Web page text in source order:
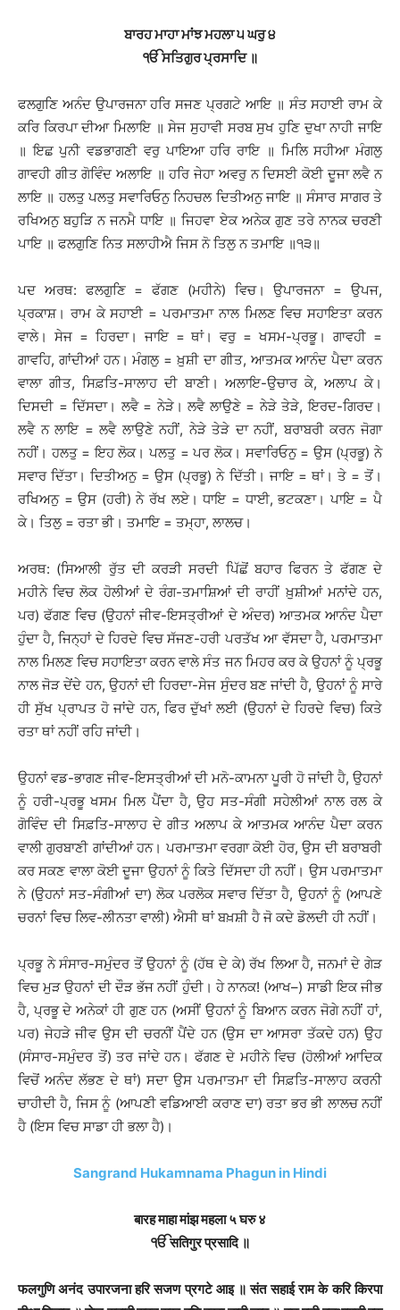
ਬਾਰਹ ਮਾਹਾ ਮਾਂਝ ਮਹਲਾ ੫ ਘਰੁ ੪
ੴ ਸਤਿਗੁਰ ਪ੍ਰਸਾਦਿ ॥
ਫਲਗੁਣਿ ਅਨੰਦ ਉਪਾਰਜਨਾ ਹਰਿ ਸਜਣ ਪ੍ਰਗਟੇ ਆਇ ॥ ਸੰਤ ਸਹਾਈ ਰਾਮ ਕੇ
ਕਰਿ ਕਿਰਪਾ ਦੀਆ ਮਿਲਾਇ ॥ ਸੇਜ ਸੁਹਾਵੀ ਸਰਬ ਸੁਖ ਹੁਣਿ ਦੁਖਾ ਨਾਹੀ ਜਾਇ
॥ ਇਛ ਪੁਨੀ ਵਡਭਾਗਣੀ ਵਰੁ ਪਾਇਆ ਹਰਿ ਰਾਇ ॥ ਮਿਲਿ ਸਹੀਆ ਮੰਗਲੁ
ਗਾਵਹੀ ਗੀਤ ਗੋਵਿੰਦ ਅਲਾਇ ॥ ਹਰਿ ਜੇਹਾ ਅਵਰੁ ਨ ਦਿਸਈ ਕੋਈ ਦੂਜਾ ਲਵੈ ਨ
ਲਾਇ ॥ ਹਲਤੁ ਪਲਤੁ ਸਵਾਰਿਓਨੁ ਨਿਹਚਲ ਦਿਤੀਅਨੁ ਜਾਇ ॥ ਸੰਸਾਰ ਸਾਗਰ ਤੇ
ਰਖਿਅਨੁ ਬਹੁੜਿ ਨ ਜਨਮੈ ਧਾਇ ॥ ਜਿਹਵਾ ਏਕ ਅਨੇਕ ਗੁਣ ਤਰੇ ਨਾਨਕ ਚਰਣੀ
ਪਾਇ ॥ ਫਲਗੁਣਿ ਨਿਤ ਸਲਾਹੀਐ ਜਿਸ ਨੋ ਤਿਲੁ ਨ ਤਮਾਇ ॥੧੩॥
ਪਦ ਅਰਥ: ਫਲਗੁਣਿ = ਫੱਗਣ (ਮਹੀਨੇ) ਵਿਚ। ਉਪਾਰਜਨਾ = ਉਪਜ,
ਪ੍ਰਕਾਸ਼। ਰਾਮ ਕੇ ਸਹਾਈ = ਪਰਮਾਤਮਾ ਨਾਲ ਮਿਲਣ ਵਿਚ ਸਹਾਇਤਾ ਕਰਨ
ਵਾਲੇ। ਸੇਜ = ਹਿਰਦਾ। ਜਾਇ = ਥਾਂ। ਵਰੁ = ਖਸਮ-ਪ੍ਰਭੂ। ਗਾਵਹੀ =
ਗਾਵਹਿ, ਗਾਂਦੀਆਂ ਹਨ। ਮੰਗਲੁ = ਖ਼ੁਸ਼ੀ ਦਾ ਗੀਤ, ਆਤਮਕ ਆਨੰਦ ਪੈਦਾ ਕਰਨ
ਵਾਲਾ ਗੀਤ, ਸਿਫ਼ਤਿ-ਸਾਲਾਹ ਦੀ ਬਾਣੀ। ਅਲਾਇ-ਉਚਾਰ ਕੇ, ਅਲਾਪ ਕੇ।
ਦਿਸਦੀ = ਦਿੱਸਦਾ। ਲਵੈ = ਨੇੜੇ। ਲਵੈ ਲਾਉਣੇ = ਨੇੜੇ ਤੇੜੇ, ਇਰਦ-ਗਿਰਦ।
ਲਵੈ ਨ ਲਾਇ = ਲਵੈ ਲਾਉਣੇ ਨਹੀਂ, ਨੇੜੇ ਤੇੜੇ ਦਾ ਨਹੀਂ, ਬਰਾਬਰੀ ਕਰਨ ਜੋਗਾ
ਨਹੀਂ। ਹਲਤੁ = ਇਹ ਲੋਕ। ਪਲਤੁ = ਪਰ ਲੋਕ। ਸਵਾਰਿਓਨੁ = ਉਸ (ਪ੍ਰਭੂ) ਨੇ
ਸਵਾਰ ਦਿੱਤਾ। ਦਿਤੀਅਨੁ = ਉਸ (ਪ੍ਰਭੂ) ਨੇ ਦਿੱਤੀ। ਜਾਇ = ਥਾਂ। ਤੇ = ਤੋਂ।
ਰਖਿਅਨੁ = ਉਸ (ਹਰੀ) ਨੇ ਰੱਖ ਲਏ। ਧਾਇ = ਧਾਈ, ਭਟਕਣਾ। ਪਾਇ = ਪੈ
ਕੇ। ਤਿਲੁ = ਰਤਾ ਭੀ। ਤਮਾਇ = ਤਮ੍ਹਾ, ਲਾਲਚ।
ਅਰਥ: (ਸਿਆਲੀ ਰੁੱਤ ਦੀ ਕਰੜੀ ਸਰਦੀ ਪਿੱਛੋਂ ਬਹਾਰ ਫਿਰਨ ਤੇ ਫੱਗਣ ਦੇ
ਮਹੀਨੇ ਵਿਚ ਲੋਕ ਹੋਲੀਆਂ ਦੇ ਰੰਗ-ਤਮਾਸ਼ਿਆਂ ਦੀ ਰਾਹੀਂ ਖ਼ੁਸ਼ੀਆਂ ਮਨਾਂਦੇ ਹਨ,
ਪਰ) ਫੱਗਣ ਵਿਚ (ਉਹਨਾਂ ਜੀਵ-ਇਸਤ੍ਰੀਆਂ ਦੇ ਅੰਦਰ) ਆਤਮਕ ਆਨੰਦ ਪੈਦਾ
ਹੁੰਦਾ ਹੈ, ਜਿਨ੍ਹਾਂ ਦੇ ਹਿਰਦੇ ਵਿਚ ਸੱਜਣ-ਹਰੀ ਪਰਤੱਖ ਆ ਵੱਸਦਾ ਹੈ, ਪਰਮਾਤਮਾ
ਨਾਲ ਮਿਲਣ ਵਿਚ ਸਹਾਇਤਾ ਕਰਨ ਵਾਲੇ ਸੰਤ ਜਨ ਮਿਹਰ ਕਰ ਕੇ ਉਹਨਾਂ ਨੂੰ ਪ੍ਰਭੂ
ਨਾਲ ਜੋੜ ਦੇਂਦੇ ਹਨ, ਉਹਨਾਂ ਦੀ ਹਿਰਦਾ-ਸੇਜ ਸੁੰਦਰ ਬਣ ਜਾਂਦੀ ਹੈ, ਉਹਨਾਂ ਨੂੰ ਸਾਰੇ
ਹੀ ਸੁੱਖ ਪ੍ਰਾਪਤ ਹੋ ਜਾਂਦੇ ਹਨ, ਫਿਰ ਦੁੱਖਾਂ ਲਈ (ਉਹਨਾਂ ਦੇ ਹਿਰਦੇ ਵਿਚ) ਕਿਤੇ
ਰਤਾ ਥਾਂ ਨਹੀਂ ਰਹਿ ਜਾਂਦੀ।
ਉਹਨਾਂ ਵਡ-ਭਾਗਣ ਜੀਵ-ਇਸਤ੍ਰੀਆਂ ਦੀ ਮਨੋ-ਕਾਮਨਾ ਪੂਰੀ ਹੋ ਜਾਂਦੀ ਹੈ, ਉਹਨਾਂ
ਨੂੰ ਹਰੀ-ਪ੍ਰਭੂ ਖਸਮ ਮਿਲ ਪੈਂਦਾ ਹੈ, ਉਹ ਸਤ-ਸੰਗੀ ਸਹੇਲੀਆਂ ਨਾਲ ਰਲ ਕੇ
ਗੋਵਿੰਦ ਦੀ ਸਿਫ਼ਤਿ-ਸਾਲਾਹ ਦੇ ਗੀਤ ਅਲਾਪ ਕੇ ਆਤਮਕ ਆਨੰਦ ਪੈਦਾ ਕਰਨ
ਵਾਲੀ ਗੁਰਬਾਣੀ ਗਾਂਦੀਆਂ ਹਨ। ਪਰਮਾਤਮਾ ਵਰਗਾ ਕੋਈ ਹੋਰ, ਉਸ ਦੀ ਬਰਾਬਰੀ
ਕਰ ਸਕਣ ਵਾਲਾ ਕੋਈ ਦੂਜਾ ਉਹਨਾਂ ਨੂੰ ਕਿਤੇ ਦਿੱਸਦਾ ਹੀ ਨਹੀਂ। ਉਸ ਪਰਮਾਤਮਾ
ਨੇ (ਉਹਨਾਂ ਸਤ-ਸੰਗੀਆਂ ਦਾ) ਲੋਕ ਪਰਲੋਕ ਸਵਾਰ ਦਿੱਤਾ ਹੈ, ਉਹਨਾਂ ਨੂੰ (ਆਪਣੇ
ਚਰਨਾਂ ਵਿਚ ਲਿਵ-ਲੀਨਤਾ ਵਾਲੀ) ਐਸੀ ਥਾਂ ਬਖ਼ਸ਼ੀ ਹੈ ਜੋ ਕਦੇ ਡੋਲਦੀ ਹੀ ਨਹੀਂ।
ਪ੍ਰਭੂ ਨੇ ਸੰਸਾਰ-ਸਮੁੰਦਰ ਤੋਂ ਉਹਨਾਂ ਨੂੰ (ਹੱਥ ਦੇ ਕੇ) ਰੱਖ ਲਿਆ ਹੈ, ਜਨਮਾਂ ਦੇ ਗੇੜ
ਵਿਚ ਮੁੜ ਉਹਨਾਂ ਦੀ ਦੌੜ ਭੱਜ ਨਹੀਂ ਹੁੰਦੀ। ਹੇ ਨਾਨਕ! (ਆਖ–) ਸਾਡੀ ਇਕ ਜੀਭ
ਹੈ, ਪ੍ਰਭੂ ਦੇ ਅਨੇਕਾਂ ਹੀ ਗੁਣ ਹਨ (ਅਸੀਂ ਉਹਨਾਂ ਨੂੰ ਬਿਆਨ ਕਰਨ ਜੋਗੇ ਨਹੀਂ ਹਾਂ,
ਪਰ) ਜੇਹੜੇ ਜੀਵ ਉਸ ਦੀ ਚਰਨੀਂ ਪੈਂਦੇ ਹਨ (ਉਸ ਦਾ ਆਸਰਾ ਤੱਕਦੇ ਹਨ) ਉਹ
(ਸੰਸਾਰ-ਸਮੁੰਦਰ ਤੋਂ) ਤਰ ਜਾਂਦੇ ਹਨ। ਫੱਗਣ ਦੇ ਮਹੀਨੇ ਵਿਚ (ਹੋਲੀਆਂ ਆਦਿਕ
ਵਿਚੋਂ ਅਨੰਦ ਲੱਭਣ ਦੇ ਥਾਂ) ਸਦਾ ਉਸ ਪਰਮਾਤਮਾ ਦੀ ਸਿਫ਼ਤਿ-ਸਾਲਾਹ ਕਰਨੀ
ਚਾਹੀਦੀ ਹੈ, ਜਿਸ ਨੂੰ (ਆਪਣੀ ਵਡਿਆਈ ਕਰਾਣ ਦਾ) ਰਤਾ ਭਰ ਭੀ ਲਾਲਚ ਨਹੀਂ
ਹੈ (ਇਸ ਵਿਚ ਸਾਡਾ ਹੀ ਭਲਾ ਹੈ)।
Sangrand Hukamnama Phagun in Hindi
बारह माहा मांझ महला ५ घरु ४
ੴ सतिगुर प्रसादि ॥
फलगुणि अनंद उपारजना हरि सजण प्रगटे आइ ॥ संत सहाई राम के करि किरपा